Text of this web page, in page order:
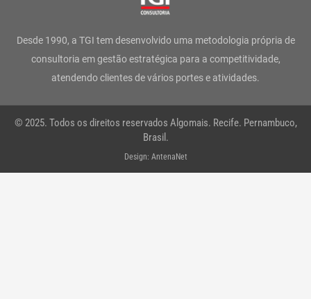
g
r
a
m
o
o
k
-
e
r
d
i
n
b
e
a
p
Desde 1990, a TGI tem desenvolvido uma metodologia própria de
consultoria em gestão estratégica para a competitividade,
atendendo clientes de vários portes e atividades.
© 2025. Todos os direitos reservados Algomais. Recife. Pernambuco,
Brasil.
Design: AntenaNet